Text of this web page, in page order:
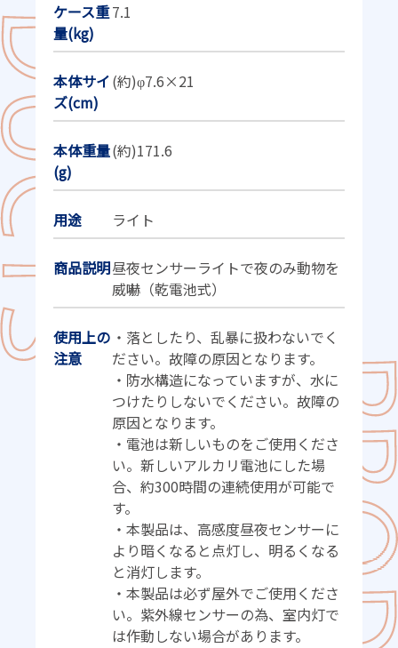
ケース重
量(kg)
7.1
本体サイ
ズ(cm)
(約)φ7.6×21
本体重量
(g)
(約)171.6
用途 ライト
商品説明昼夜センサーライトで夜のみ動物を
威嚇（乾電池式）
使用上の
注意
・落としたり、乱暴に扱わないでく
ださい。故障の原因となります。
・防水構造になっていますが、水に
つけたりしないでください。故障の
原因となります。
・電池は新しいものをご使用くださ
い。新しいアルカリ電池にした場
合、約300時間の連続使用が可能で
す。
・本製品は、高感度昼夜センサーに
より暗くなると点灯し、明るくなる
と消灯します。
・本製品は必ず屋外でご使用くださ
い。紫外線センサーの為、室内灯で
は作動しない場合があります。